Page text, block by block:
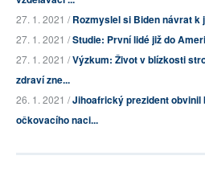
27. 1. 2021 /Rozmyslel si Biden návrat k
27. 1. 2021 /Studie: První lidé již do
27. 1. 2021 /Výzkum: Život v blízkosti
zdraví zne...
26. 1. 2021 /Jihoafrický prezident obvinil
očkovacího naci...